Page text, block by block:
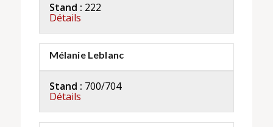
Stand : 222
Détails
Mélanie Leblanc
Stand : 700/704
Détails